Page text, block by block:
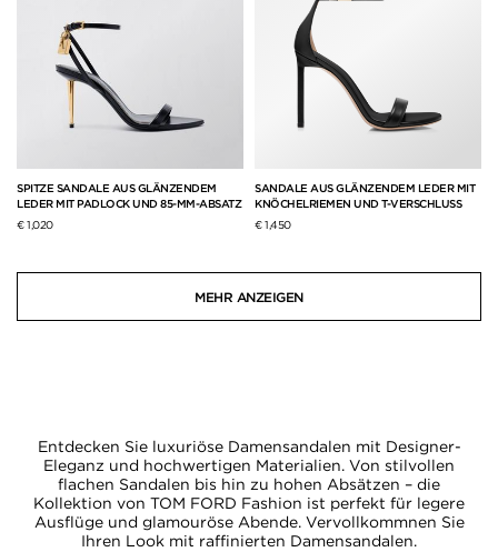
SPITZE SANDALE AUS GLÄNZENDEM
LEDER MIT PADLOCK UND 85-MM-ABSATZ
€ 1,020
SANDALE AUS GLÄNZENDEM LEDER MIT
KNÖCHELRIEMEN UND T-VERSCHLUSS
€ 1,450
MEHR ANZEIGEN
Entdecken Sie luxuriöse Damensandalen mit Designer-
Eleganz und hochwertigen Materialien. Von stilvollen
flachen Sandalen bis hin zu hohen Absätzen – die
Kollektion von TOM FORD Fashion ist perfekt für legere
Ausflüge und glamouröse Abende. Vervollkommnen Sie
Ihren Look mit raffinierten Damensandalen.